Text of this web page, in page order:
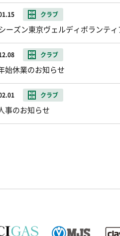
クラブ
ーズン東京ヴェルディボランテ
クラブ
始休業のお知らせ
クラブ
事のお知らせ